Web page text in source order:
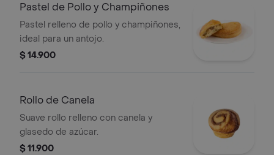
Pastel de Pollo y Champiñones
Pastel relleno de pollo y champiñones,
ideal para un antojo.
$ 14.900
Rollo de Canela
Suave rollo relleno con canela y
glasedo de azúcar.
$ 11.900